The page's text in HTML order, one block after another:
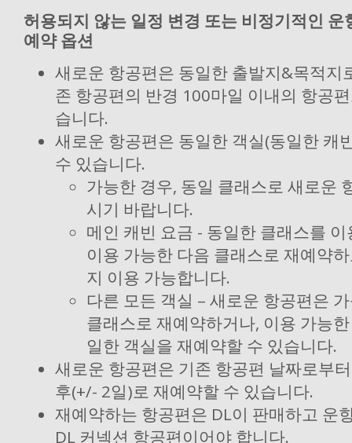
허용되지 않는 일정 변경 또는 비정기적인 운
예약 옵션
새로운 항공편은 동일한 출발지&목적지
존 항공편의 반경 100마일 이내의 항공
습니다.
새로운 항공편은 동일한 객실(동일한 캐
수 있습니다.
가능한 경우, 동일 클래스로 새로운
시기 바랍니다.
메인 캐빈 요금 - 동일한 클래스를
이용 가능한 다음 클래스로 재예약
지 이용 가능합니다.
다른 모든 객실 – 새로운 항공편은
클래스로 재예약하거나, 이용 가능
일한 객실을 재예약할 수 있습니다.
새로운 항공편은 기존 항공편 날짜로부
후(+/- 2일)로 재예약할 수 있습니다.
재예약하는 항공편은 DL이 판매하고 운
DL 커넥션 항공편이어야 합니다.